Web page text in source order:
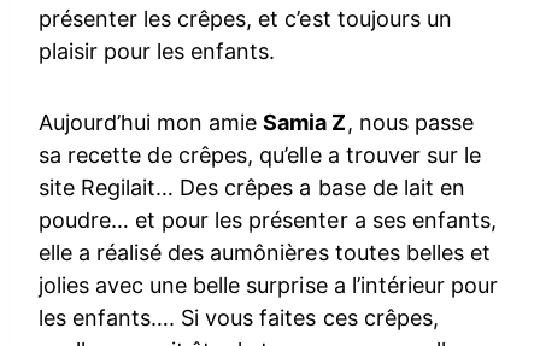
présenter les crêpes, et c’est toujours un
plaisir pour les enfants.
Aujourd’hui mon amieSamia Z, nous passe
sa recette de crêpes, qu’elle a trouver sur le
site Regilait… Des crêpes a base de lait en
poudre… et pour les présenter a ses enfants,
elle a réalisé des aumônières toutes belles et
jolies avec une belle surprise a l’intérieur pour
les enfants…. Si vous faites ces crêpes,